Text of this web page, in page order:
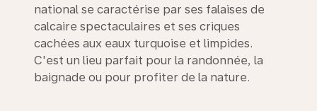
national se caractérise par ses falaises de
calcaire spectaculaires et ses criques
cachées aux eaux turquoise et limpides.
C'est un lieu parfait pour la randonnée, la
baignade ou pour profiter de la nature.